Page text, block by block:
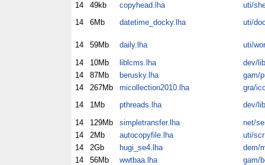
14
49kb copyhead.lha
uti/
14
6Mb datetime_docky.lha uti/
14 59Mb daily.lha
uti/wor
14
10Mb liblcms.lha
dev/
14
87Mb berusky.lha
gam/
14
267Mb micollection2010.lha
gra/
14
1Mb pthreads.lha
dev/
14
129Mb simpletransfer.lha
net/
14
2Mb autocopyfile.lha
uti/scr
14
2Gb hugi_se4.lha
dem/
14
56Mb wwtbaa.lha
gam/